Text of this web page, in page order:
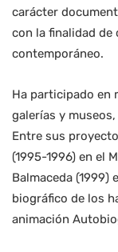
carácter
con la finalidad
contemporáneo.
Ha participado en
galerías y
Entre sus
(1995-1996) en el
Balmaceda (1999)
biográfico de los
animación